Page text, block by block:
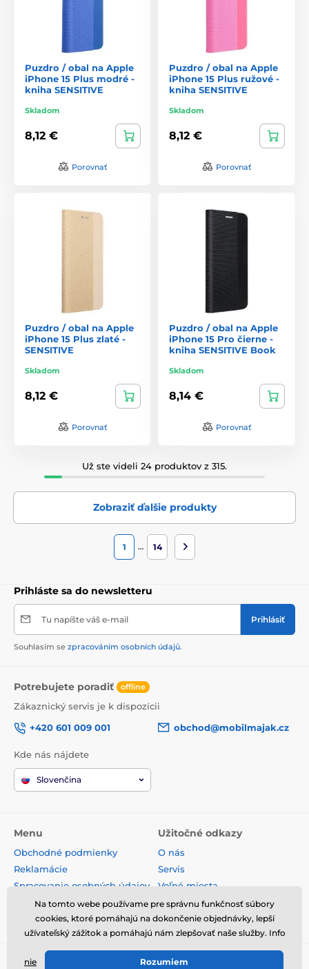
Puzdro / obal na Apple
iPhone 15 Plus modré -
kniha SENSITIVE
Skladom
8,12 €
Porovnať
Puzdro / obal na Apple
iPhone 15 Plus ružové -
kniha SENSITIVE
Skladom
8,12 €
Porovnať
Puzdro / obal na Apple
iPhone 15 Plus zlaté -
SENSITIVE
Skladom
8,12 €
Porovnať
Puzdro / obal na Apple
iPhone 15 Pro čierne -
kniha SENSITIVE Book
Skladom
8,14 €
Porovnať
Už ste videli 24 produktov z 315.
Zobraziť ďalšie produkty
1 … 14
Prihláste sa do newsletteru
Tu napíšte váš e-mail Prihlásiť
Souhlasím se zpracováním osobních údajů.
Potrebujete poradiť offline
Zákaznický servis je k dispozícii
+420 601 009 001
obchod@mobilmajak.cz
Kde nás nájdete
Slovenčina
Menu
Obchodné podmienky
Reklamácie
Spracovanie osobných údajov
Doprava a platba
Odstúpenie od zmluvy
Užitočné odkazy
O nás
Servis
Voľné miesta
Kontakt
© 2026 www.mobilmajak.sk ⦁ E-shop vytvorila
Na tomto webe používame pre správnu funkčnosť súbory
cookies, ktoré pomáhajú na dokončenie objednávky, lepší
užívateľský zážitok a pomáhajú nám zlepšovať naše služby. Info
nie Rozumiem